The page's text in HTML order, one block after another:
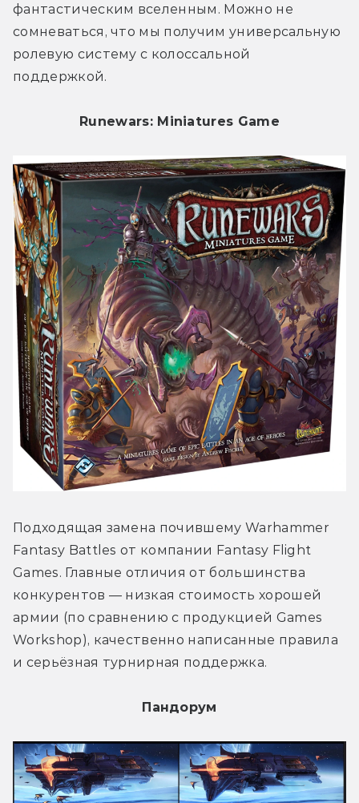
фантастическим вселенным. Можно не
сомневаться, что мы получим универсальную
ролевую систему с колоссальной
поддержкой.
Runewars: Miniatures Game
Подходящая замена почившему Warhammer
Fantasy Battles от компании Fantasy Flight
Games. Главные отличия от большинства
конкурентов — низкая стоимость хорошей
армии (по сравнению с продукцией Games
Workshop), качественно написанные правила
и серьёзная турнирная поддержка.
Пандорум